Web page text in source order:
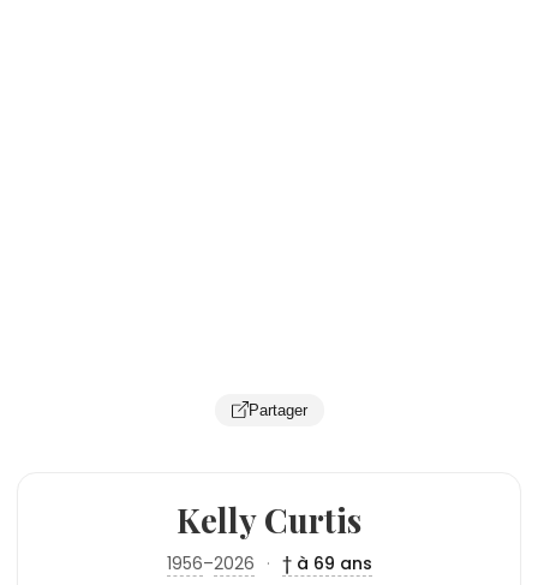
Partager
Kelly Curtis
1956–2026 · † à 69 ans